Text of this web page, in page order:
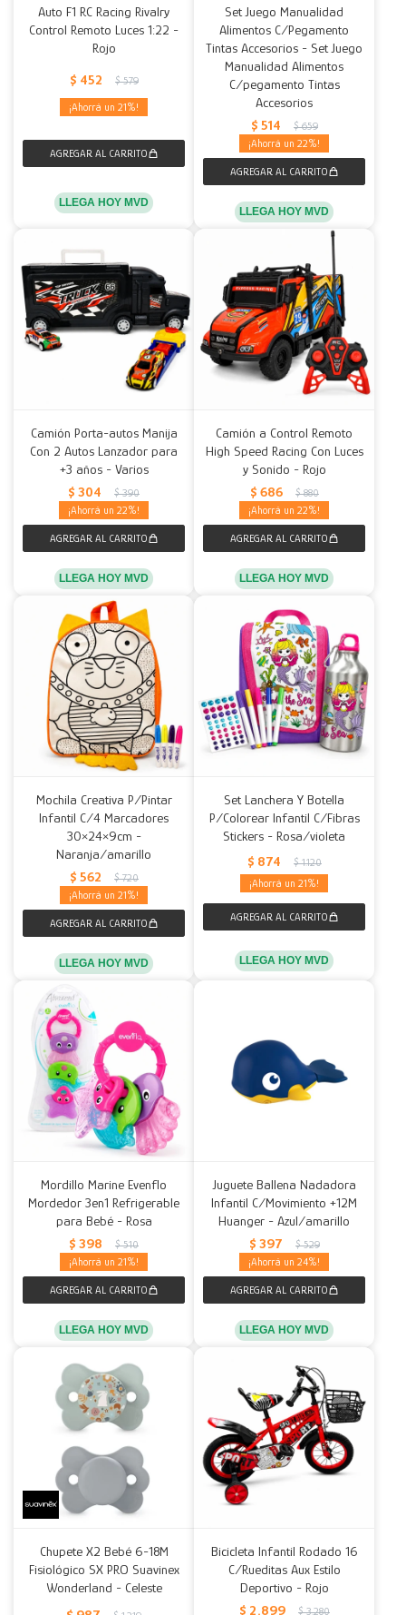
Auto F1 RC Racing Rivalry
Control Remoto Luces 1:22 -
Rojo
$ 452 $ 579
21
LLEGA HOY MVD
Set Juego Manualidad
Alimentos C/Pegamento
Tintas Accesorios - Set Juego
Manualidad Alimentos
C/pegamento Tintas
Accesorios
$ 514 $ 659
22
LLEGA HOY MVD
Camión Porta-autos Manija
Con 2 Autos Lanzador para
+3 años - Varios
$ 304 $ 390
22
LLEGA HOY MVD
Camión a Control Remoto
High Speed Racing Con Luces
y Sonido - Rojo
$ 686 $ 880
22
LLEGA HOY MVD
Mochila Creativa P/Pintar
Infantil C/4 Marcadores
30×24×9cm -
Naranja/amarillo
$ 562 $ 720
21
LLEGA HOY MVD
Set Lanchera Y Botella
P/Colorear Infantil C/Fibras
Stickers - Rosa/violeta
$ 874 $ 1.120
21
LLEGA HOY MVD
Mordillo Marine Evenflo
Mordedor 3en1 Refrigerable
para Bebé - Rosa
$ 398 $ 510
21
LLEGA HOY MVD
Juguete Ballena Nadadora
Infantil C/Movimiento +12M
Huanger - Azul/amarillo
$ 397 $ 529
24
LLEGA HOY MVD
Chupete X2 Bebé 6-18M
Fisiológico SX PRO Suavinex
Wonderland - Celeste
Bicicleta Infantil Rodado 16
C/Rueditas Aux Estilo
Deportivo - Rojo
$ 2.899 $ 3.280